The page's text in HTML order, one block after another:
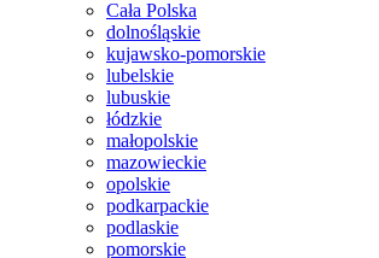
Cała Polska
dolnośląskie
kujawsko-pomorskie
lubelskie
lubuskie
łódzkie
małopolskie
mazowieckie
opolskie
podkarpackie
podlaskie
pomorskie